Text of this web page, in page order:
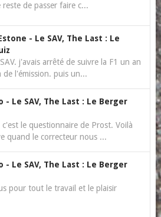
reste de passer faire c...
- Le SAV, The Last : Le
j'avais arrêté de suivre la F1 un an
de l'émission. puis un...
- Le SAV, The Last : Le Berger
le questionnaire de Prost. Voilà
quand le correcteur nous ...
- Le SAV, The Last : Le Berger
pour tout le travail et le plaisir